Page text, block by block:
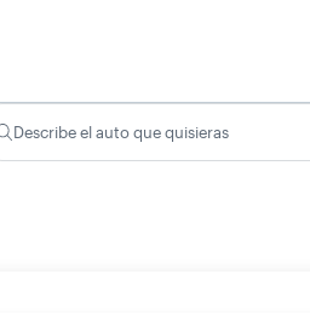
Describe el auto que quisieras